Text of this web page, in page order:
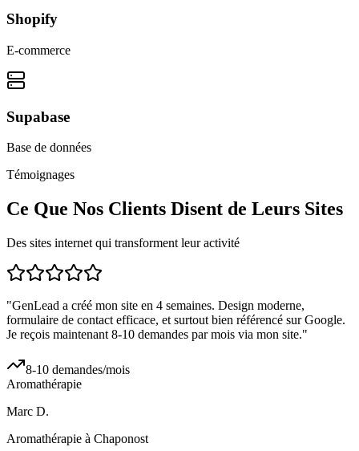
Shopify
E-commerce
Supabase
Base de données
Témoignages
Ce Que Nos Clients Disent de Leurs Sites
Des sites internet qui transforment leur activité
"GenLead a créé mon site en 4 semaines. Design moderne,
formulaire de contact efficace, et surtout bien référencé sur Google.
Je reçois maintenant 8-10 demandes par mois via mon site."
8-10 demandes/mois
Aromathérapie
Marc D.
Aromathérapie à Chaponost